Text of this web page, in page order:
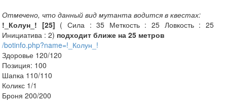
Отмечено, что данный вид мутанта водится в квестах:
!_Колун_! [25] ( Сила : 35 Меткость : 25 Ловкость : 25
Инициатива : 2) подходит ближе на 25 метров
/botinfo.php?name=!_Колун_!
Здоровье 120/120
Позиция: 100
Шапка 110/110
Коликс 1/1
Броня 200/200